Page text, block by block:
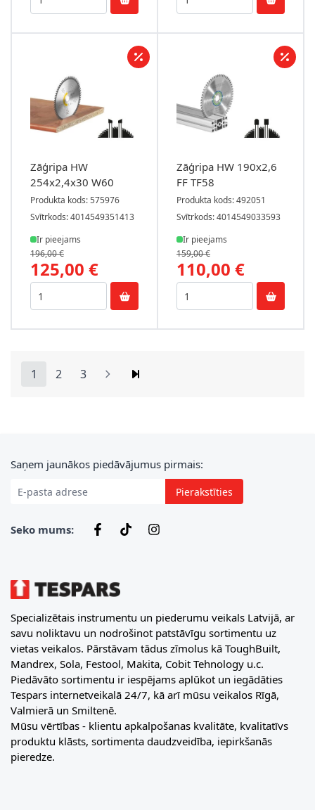
Zāģripa HW
254x2,4x30 W60
Produkta kods: 575976
Svītrkods: 4014549351413
Ir pieejams
125,00 €
196,00 €
Zāģripa HW 190x2,6
FF TF58
Produkta kods: 492051
Svītrkods: 4014549033593
Ir pieejams
110,00 €
159,00 €
You're currently reading page
1 Lapa
2 Lapa
3
E-pasta adrese
Saņem jaunākos piedāvājumus pirmais:
Pierakstīties
Seko mums:
Specializētais instrumentu un piederumu veikals Latvijā, ar
savu noliktavu un nodrošinot patstāvīgu sortimentu uz
vietas veikalos. Pārstāvam tādus zīmolus kā ToughBuilt,
Mandrex, Sola, Festool, Makita, Cobit Tehnology u.c.
Piedāvāto sortimentu ir iespējams aplūkot un iegādāties
Tespars internetveikalā 24/7, kā arī mūsu veikalos Rīgā,
Valmierā un Smiltenē.
Mūsu vērtības - klientu apkalpošanas kvalitāte, kvalitatīvs
produktu klāsts, sortimenta daudzveidība, iepirkšanās
pieredze.